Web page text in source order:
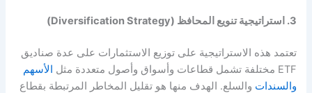
3. استراتيجية تنويع المحافظ (Diversification Strategy)
تعتمد هذه الاستراتيجية على توزيع الاستثمارات على عدة صناديق
ETF مختلفة تشمل قطاعات وأسواق وأصول متعددة مثل
الأسهم
والسنداتوالسلع. الهدف منها هو تقليل المخاطر المرتبطة بقطاع